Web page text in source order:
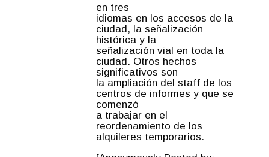
en tres
idiomas en los accesos de la
ciudad, la señalización
histórica y la
señalización vial en toda la
ciudad. Otros hechos
significativos son
la ampliación del staff de los
centros de informes y que se
comenzó
a trabajar en el
reordenamiento de los
alquileres temporarios.